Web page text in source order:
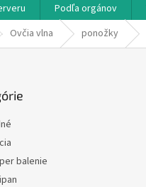
Podľa orgánov
Ovčia vlna ponožky
balenie